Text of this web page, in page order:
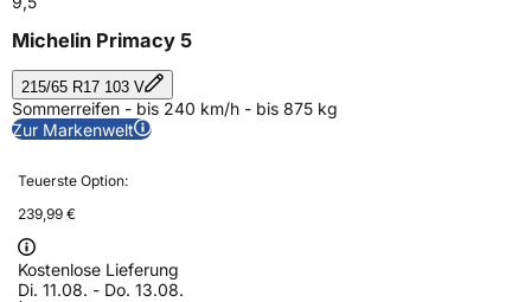
Michelin Primacy 5
215/65 R17 103 V
Sommerreifen - bis 240 km/h - bis 875 kg
Zur Markenwelt
Teuerste Option:
239,99 €
Kostenlose Lieferung
Di. 11.08. - Do. 13.08.